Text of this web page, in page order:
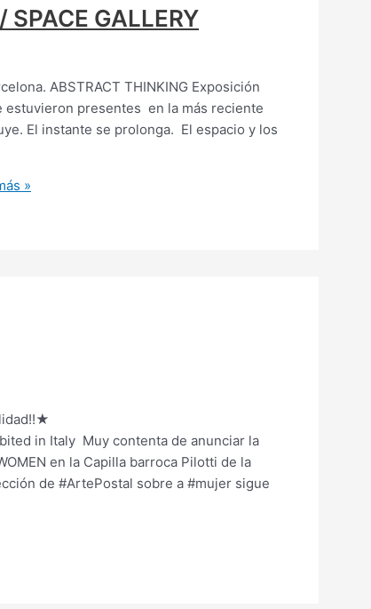
SPACE GALLERY
ABSTRACT THINKING Exposición
estuvieron presentes en la más reciente
El instante se prolonga. El espacio y los
»
in Italy Muy contenta de anunciar la
en la Capilla barroca Pilotti de la
de #ArtePostal sobre a #mujer sigue